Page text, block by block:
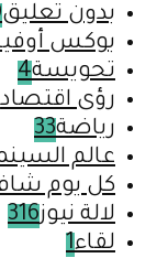
بدون تعليق
بوكس
تحويسة4
رؤى
رياضة33
عالم
كل يوم
لالة نيوز316
لقاء1